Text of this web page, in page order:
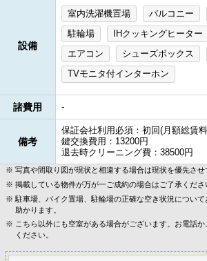
設備
室内洗濯機置場 バルコニー
駐輪場
IHクッキングヒーター
エアコン
シューズボックス
TVモニタ付インターホン
諸費用 -
備考
保証会社利用必須：初回(月額総賃
鍵交換費用：13200円
退去時クリーニング費：38500円
写真や間取り図が現状と相違する場合は現状を優先させ
掲載している物件が万が一ご成約の場合はご了承くださ
駐車場、バイク置場、駐輪場の正確な空き状況につい
助かります。
こちら以外にも空室がある場合がございます。お電話
ください。